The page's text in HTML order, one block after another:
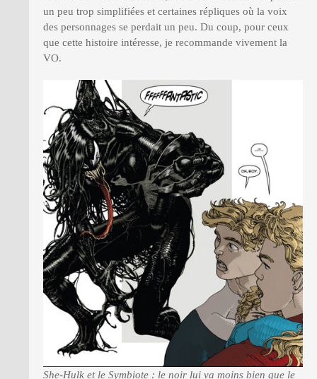
un peu trop simplifiées et certaines répliques où la voix
des personnages se perdait un peu. Du coup, pour ceux
que cette histoire intéresse, je recommande vivement la
VO.
She-Hulk et le Symbiote : le noir lui va moins bien que le